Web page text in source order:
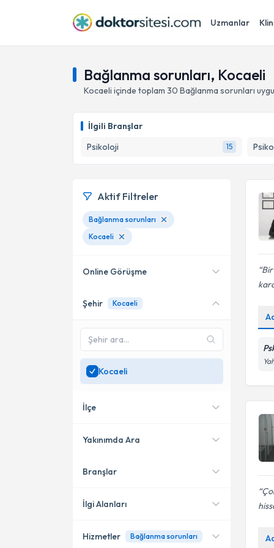
Uzmanlar
Bağlanma sorunları, Kocaeli
Kocaeli içinde toplam 30 Bağlanma sorunları
İlgili Branşlar
Psikoloji
15
Bir
Aktif Filtreler
Bağlanma sorunları
Kocaeli
Online Görüşme
Online danışmanlık sunan
SadeceKocaeli
uzman ara
Şehir Kocaeli
Kocaeli
İlçe
İzmit
Gebze
Yakınımda Ara
Konumuma yakın uzmanları
Branşlar
Psikoloji
İlgi Alanları
Hizmetler Bağlanma sorunları